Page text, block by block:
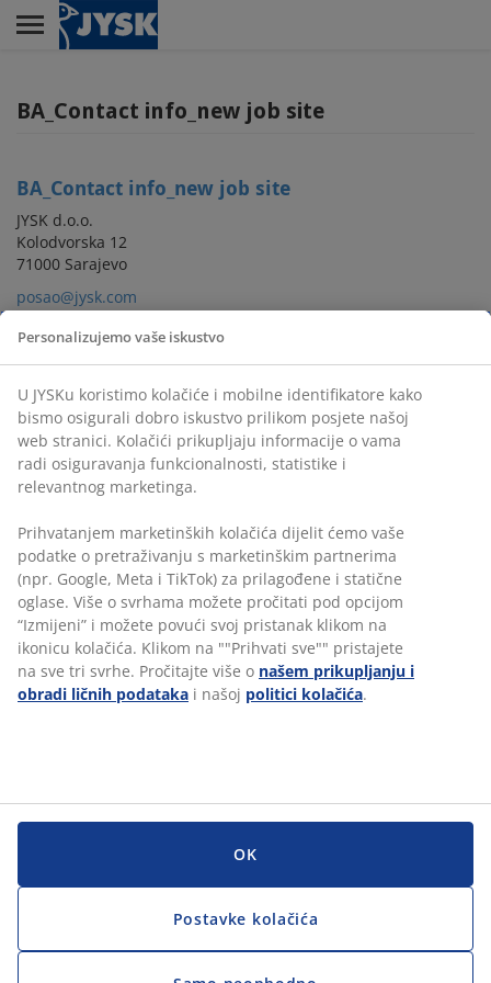
Skip
BA_Contact info_new job site
BA_Contact info_new job site
JYSK d.o.o.
Kolodvorska 12
71000 Sarajevo
posao@jysk.com
Kontakt
JYSK d.o.o.
Privatnosti za kandidate
Personalizujemo vaše iskustvo
U JYSKu koristimo kolačiće i mobilne identifikatore kako
bismo osigurali dobro iskustvo prilikom posjete našoj
web stranici. Kolačići prikupljaju informacije o vama
radi osiguravanja funkcionalnosti, statistike i
relevantnog marketinga.
Prihvatanjem marketinških kolačića dijelit ćemo vaše
podatke o pretraživanju s marketinškim partnerima
(npr. Google, Meta i TikTok) za prilagođene i statične
oglase. Više o svrhama možete pročitati pod opcijom
“Izmijeni” i možete povući svoj pristanak klikom na
ikonicu kolačića. Klikom na ""Prihvati sve"" pristajete
na sve tri svrhe. Pročitajte više o našem prikupljanju i
obradi ličnih podataka i našoj politici kolačića.
OK
Postavke kolačića